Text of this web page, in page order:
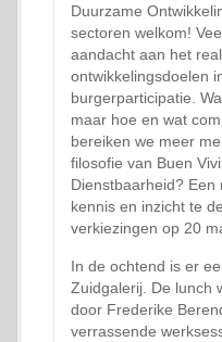
Duurzame
sectoren welkom!
aandacht aan het
ontwikkelingsdoelen
burgerparticipatie.
maar hoe en wat
bereiken we meer
filosofie van Buen
Dienstbaarheid?
kennis en inzicht te
verkiezingen op 20
In de ochtend is er
Zuidgalerij. De lunch
door Frederike
verrassende